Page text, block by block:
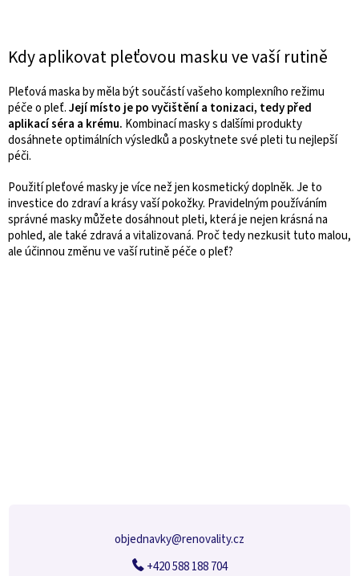
Kdy aplikovat pleťovou masku ve vaší rutině
Pleťová maska by měla být součástí vašeho komplexního režimu
péče o pleť.Její místo je po vyčištění a tonizaci, tedy před
aplikací séra a krému. Kombinací masky s dalšími produkty
dosáhnete optimálních výsledků a poskytnete své pleti tu nejlepší
péči.
Použití pleťové masky je více než jen kosmetický doplněk. Je to
investice do zdraví a krásy vaší pokožky. Pravidelným používáním
správné masky můžete dosáhnout pleti, která je nejen krásná na
pohled, ale také zdravá a vitalizovaná. Proč tedy nezkusit tuto malou,
ale účinnou změnu ve vaší rutině péče o pleť?
objednavky@renovality.cz
+420 588 188 704